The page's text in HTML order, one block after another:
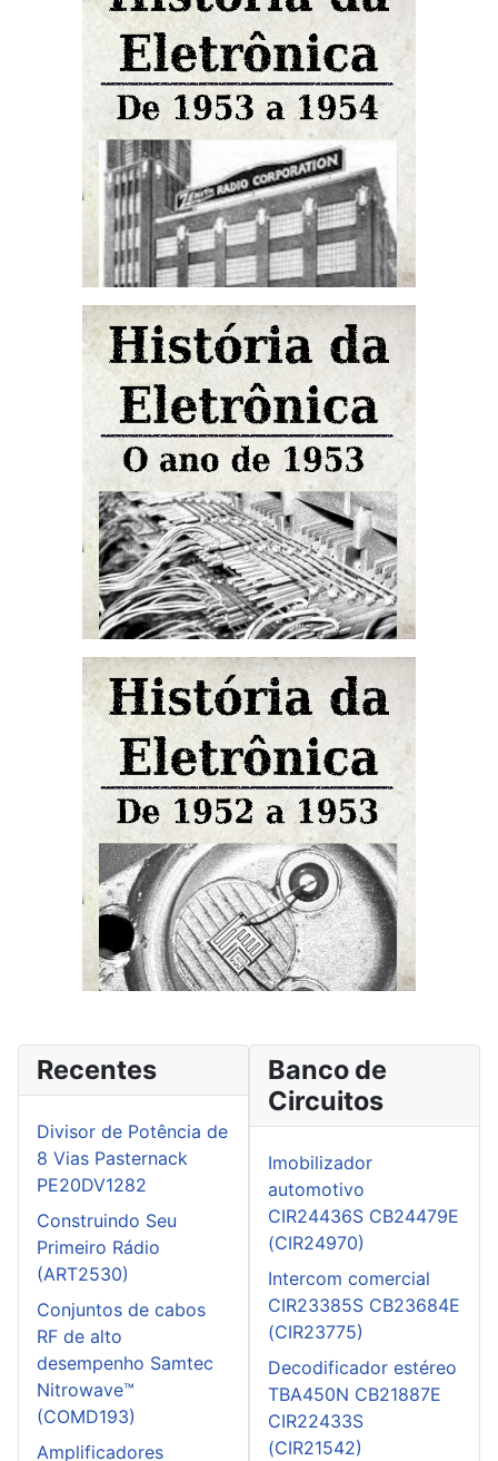
Recentes
Divisor de Potência de
8 Vias Pasternack
PE20DV1282
Construindo Seu
Primeiro Rádio
(ART2530)
Conjuntos de cabos
RF de alto
desempenho Samtec
Nitrowave™
(COMD193)
Amplificadores
Banco de
Circuitos
Imobilizador
automotivo
CIR24436S CB24479E
(CIR24970)
Intercom comercial
CIR23385S CB23684E
(CIR23775)
Decodificador estéreo
TBA450N CB21887E
CIR22433S
(CIR21542)